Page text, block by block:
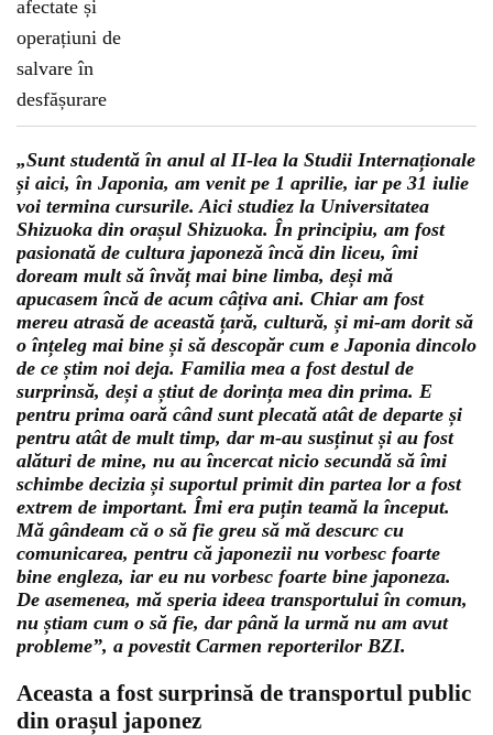
„Sunt studentă în anul al II-lea la Studii Internaționale
și aici, în Japonia, am venit pe 1 aprilie, iar pe 31 iulie
voi termina cursurile. Aici studiez la Universitatea
Shizuoka din orașul Shizuoka. În principiu, am fost
pasionată de cultura japoneză încă din liceu, îmi
doream mult să învăț mai bine limba, deși mă
apucasem încă de acum câțiva ani. Chiar am fost
mereu atrasă de această țară, cultură, și mi-am dorit să
o înțeleg mai bine și să descopăr cum e Japonia dincolo
de ce știm noi deja. Familia mea a fost destul de
surprinsă, deși a știut de dorința mea din prima. E
pentru prima oară când sunt plecată atât de departe și
pentru atât de mult timp, dar m-au susținut și au fost
alături de mine, nu au încercat nicio secundă să îmi
schimbe decizia și suportul primit din partea lor a fost
extrem de important. Îmi era puțin teamă la început.
Mă gândeam că o să fie greu să mă descurc cu
comunicarea, pentru că japonezii nu vorbesc foarte
bine engleza, iar eu nu vorbesc foarte bine japoneza.
De asemenea, mă speria ideea transportului în comun,
nu știam cum o să fie, dar până la urmă nu am avut
probleme”, a povestit Carmen reporterilor BZI.
Aceasta a fost surprinsă de transportul public
din orașul japonez